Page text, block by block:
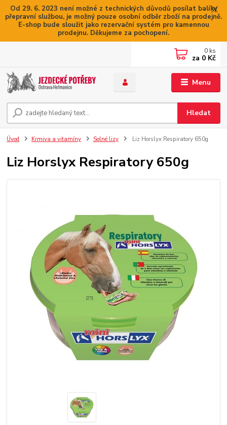
Od 29. 6. 2023 není možné z technických důvodů posílat balíky
přepravní službou, je možný pouze osobní odběr zboží na prodejně.
E-shop bude sloužit jako rezervační systém pro kamennou
prodejnu. Děkujeme za pochopení.
Menu
Hledat
0 ks
za 0 Kč
Úvod Krmiva a vitamíny Solné lizy Liz Horslyx Respiratory 650g
Liz Horslyx Respiratory 650g